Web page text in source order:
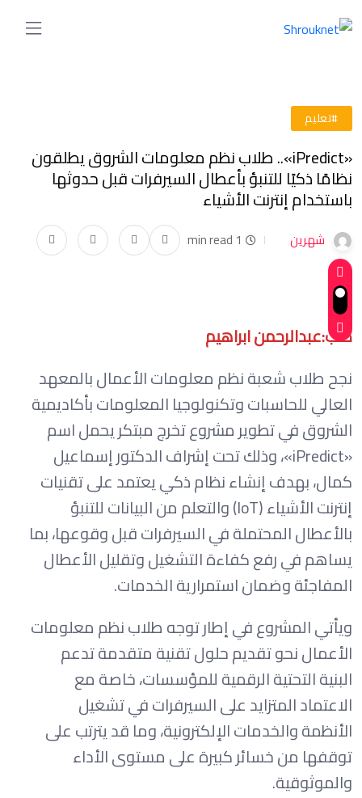
#تعليم
«iPredict».. طلاب نظم معلومات الشروق يطلقون
نظامًا ذكيًا للتنبؤ بأعطال السيرفرات قبل حدوثها
باستخدام إنترنت الأشياء
شهرين 1 min read
كتب:عبدالرحمن ابراهيم
نجح طلاب شعبة نظم معلومات الأعمال بالمعهد
العالي للحاسبات وتكنولوجيا المعلومات بأكاديمية
الشروق في تطوير مشروع تخرج مبتكر يحمل اسم
«iPredict»، وذلك تحت إشراف الدكتور إسماعيل
كمال، بهدف إنشاء نظام ذكي يعتمد على تقنيات
إنترنت الأشياء (IoT) والتعلم من البيانات للتنبؤ
بالأعطال المحتملة في السيرفرات قبل وقوعها، بما
يساهم في رفع كفاءة التشغيل وتقليل الأعطال
المفاجئة وضمان استمرارية الخدمات.
ويأتي المشروع في إطار توجه طلاب نظم معلومات
الأعمال نحو تقديم حلول تقنية متقدمة تدعم
البنية التحتية الرقمية للمؤسسات، خاصة مع
الاعتماد المتزايد على السيرفرات في تشغيل
الأنظمة والخدمات الإلكترونية، وما قد يترتب على
توقفها من خسائر كبيرة على مستوى الأداء
والموثوقية.